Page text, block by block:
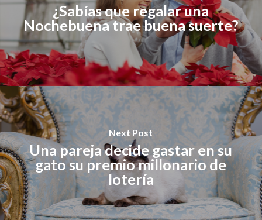
¿Sabías que regalar una
Nochebuena trae buena suerte?
Next Post
Una pareja decide gastar en su
gato su premio millonario de
lotería